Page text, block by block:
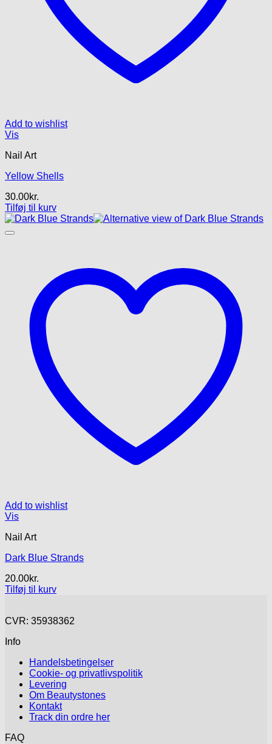
Add to wishlist
Vis
Nail Art
Yellow Shells
30.00kr.
Tilføj til kurv
Add to wishlist
Vis
Nail Art
Dark Blue Strands
20.00kr.
Tilføj til kurv
CVR: 35938362
Info
Handelsbetingelser
Cookie- og privatlivspolitik
Levering
Om Beautystones
Kontakt
Track din ordre her
FAQ